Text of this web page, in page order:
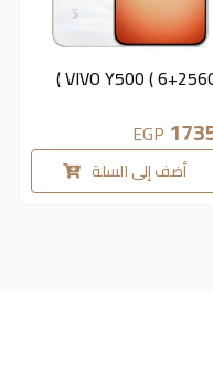
VIVO Y500 (
EGP
أضف إلى السلة